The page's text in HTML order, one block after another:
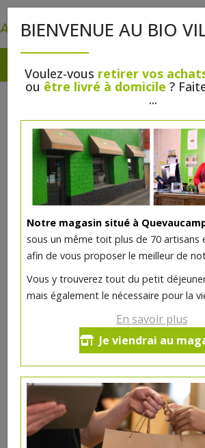
BIENVENUE AU BIO
Voulez-vous retirer vos
ou être livré à domicile ?
...
Notre magasin situé à
sous un même toit plus de 70 artisans
afin de vous proposer le meilleur de
Vous y trouverez tout du petit
mais également le nécessaire pour la
En savoir plus
Je viendrai au
Yaourt écrémé nature
Vandelannoitte
Produit indisponible